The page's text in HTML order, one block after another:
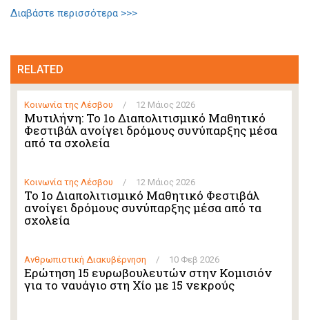
Διαβάστε περισσότερα >>>
RELATED
Κοινωνία της Λέσβου / 12 Μάιος 2026
Μυτιλήνη: Το 1ο Διαπολιτισμικό Μαθητικό
Φεστιβάλ ανοίγει δρόμους συνύπαρξης μέσα
από τα σχολεία
Κοινωνία της Λέσβου / 12 Μάιος 2026
Το 1ο Διαπολιτισμικό Μαθητικό Φεστιβάλ
ανοίγει δρόμους συνύπαρξης μέσα από τα
σχολεία
Ανθρωπιστική Διακυβέρνηση / 10 Φεβ 2026
Ερώτηση 15 ευρωβουλευτών στην Κομισιόν
για το ναυάγιο στη Χίο με 15 νεκρούς